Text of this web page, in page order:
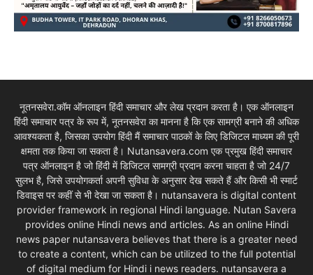
नूतनसवेरा.कॉम ऑनलाइन हिंदी समाचार और लेख प्रदान करता है। एक ऑनलाइन
हिंदी समाचार पत्र के रूप में, नूतनसवेरा का मानना है कि एक सामग्री बनाने की अधिक
आवश्यकता है, जिसका उपयोग हिंदी मैं समाचार पाठकों के लिए डिजिटल माध्यम की पूरी
क्षमता तक किया जा सकता है। Nutansavera.com एक प्रमुख हिंदी समाचार
पत्र ऑनलाइन है जो हिंदी में डिजिटल सामग्री प्रदान करना चाहता है जो 24/7
सुलभ है, जिसे उपयोगकर्ता अपनी सुविधा के अनुसार देख सकते हैं और किसी भी स्मार्ट
डिवाइस पर कहीं से भी देखा जा सकता है। nutansavera is digital content
provider framework in regional Hindi language. Nutan Savera
provides online Hindi news and articles. As an online Hindi
news paper nutansavera believes that there is a greater need
to create a content, which can be utilized to the full potential
of digital medium for Hindi i news readers. nutansavera a